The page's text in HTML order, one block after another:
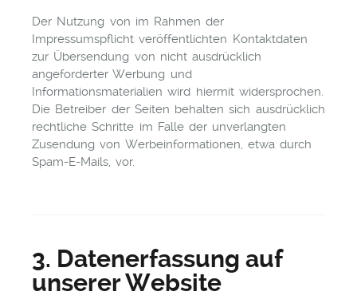
Der Nutzung von im Rahmen der
Impressumspflicht veröffentlichten Kontaktdaten
zur Übersendung von nicht ausdrücklich
angeforderter Werbung und
Informationsmaterialien wird hiermit widersprochen.
Die Betreiber der Seiten behalten sich ausdrücklich
rechtliche Schritte im Falle der unverlangten
Zusendung von Werbeinformationen, etwa durch
Spam-E-Mails, vor.
3. Datenerfassung auf
unserer Website